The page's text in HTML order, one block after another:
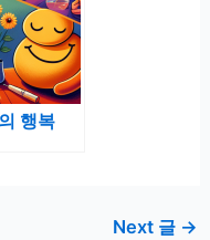
행복
Next 글 →